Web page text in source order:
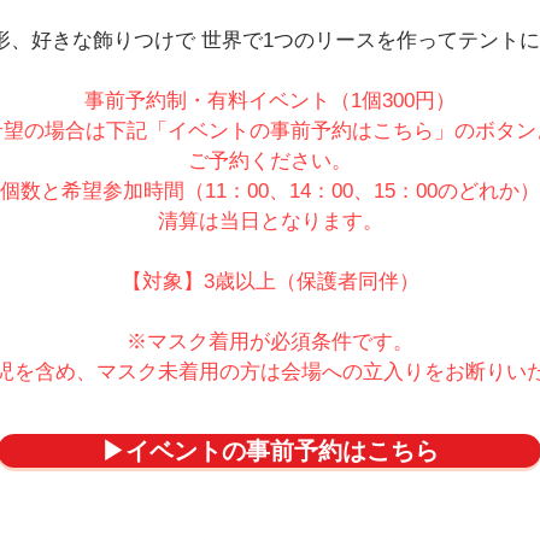
、好きな飾りつけで 世界で1つのリースを作ってテント
事前予約制・有料イベント（1個300円）
の場合は下記「イベントの事前予約はこちら」のボタン
ご予約ください。
個数と希望参加時間（11：00、14：00、15：00のどれか）
清算は当日となります。
【対象】3歳以上（保護者同伴）
※マスク着用が必須条件です。
を含め、マスク未着用の方は会場への立入りをお断りい
▶イベントの事前予約はこちら